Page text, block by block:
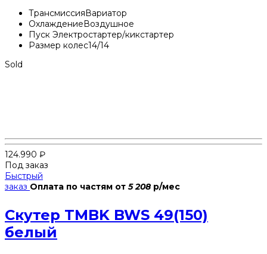
ТрансмиссияВариатор
ОхлаждениеВоздушное
Пуск Электростартер/кикстартер
Размер колес14/14
Sold
124.990 ₽
Под заказ
Быстрый
заказ Оплата по частям от5 208 р/мес
Скутер TMBK BWS 49(150)
белый